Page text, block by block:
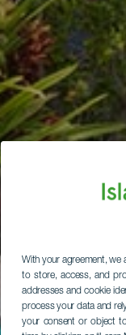
With your agreement, we
to store, access, and
addresses and cookie
process your data and
your consent or object